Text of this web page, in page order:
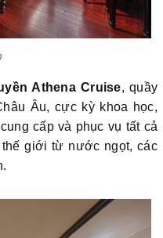
Athena Cruise, quầy
Âu, cực kỳ khoa học,
cấp và phục vụ tất cả
giới từ nước ngọt, các